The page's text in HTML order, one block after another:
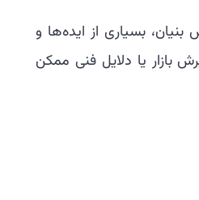
بسیاری از ایده‌ها و
بازار یا دلایل فنی ممکن